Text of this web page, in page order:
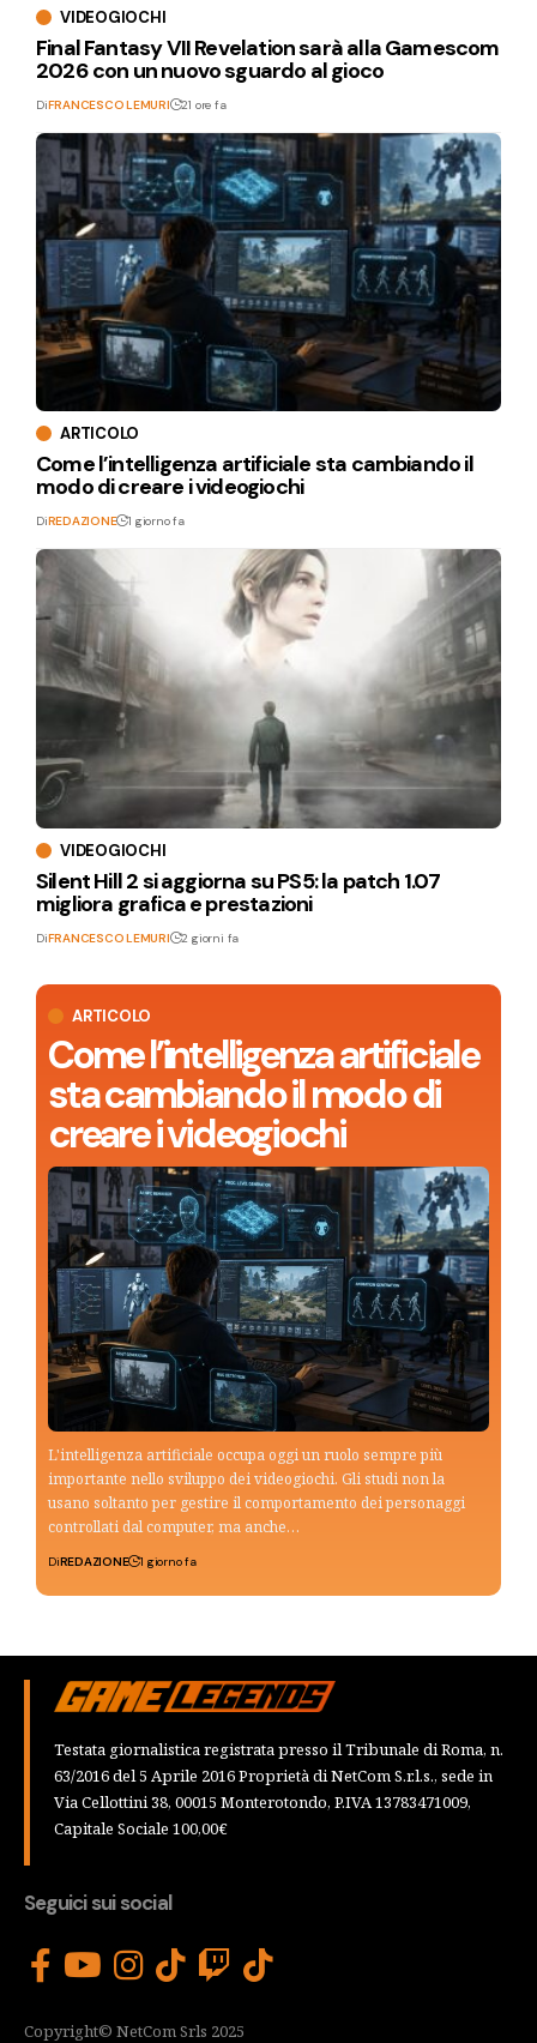
ARTICOLO
Come l’intelligenza artificiale
sta cambiando il modo di
creare i videogiochi
L'intelligenza artificiale occupa oggi un ruolo sempre più
importante nello sviluppo dei videogiochi. Gli studi non la
usano soltanto per gestire il comportamento dei personaggi
controllati dal computer, ma anche…
DiREDAZIONE 1 giorno fa
VIDEOGIOCHI
Final Fantasy VII Revelation sarà alla Gamescom
2026 con un nuovo sguardo al gioco
DiFRANCESCO LEMURI 21 ore fa
ARTICOLO
Come l’intelligenza artificiale sta cambiando il
modo di creare i videogiochi
DiREDAZIONE 1 giorno fa
VIDEOGIOCHI
Silent Hill 2 si aggiorna su PS5: la patch 1.07
migliora grafica e prestazioni
DiFRANCESCO LEMURI 2 giorni fa
Testata giornalistica registrata presso il Tribunale di Roma, n.
63/2016 del 5 Aprile 2016 Proprietà di NetCom S.r.l.s., sede in
Via Cellottini 38, 00015 Monterotondo, P.IVA 13783471009,
Capitale Sociale 100,00€
Seguici sui social
Copyright© NetCom Srls 2025